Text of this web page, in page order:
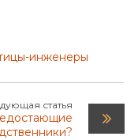
инженеры
статья